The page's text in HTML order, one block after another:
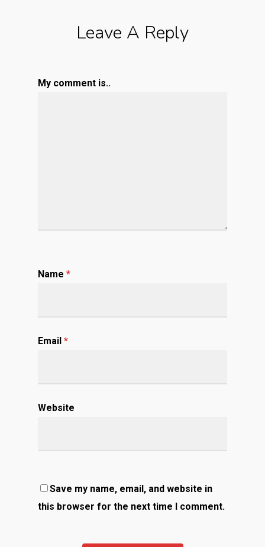
Leave A Reply
My comment is..
Name *
Email *
Website
Save my name, email, and website in
this browser for the next time I comment.